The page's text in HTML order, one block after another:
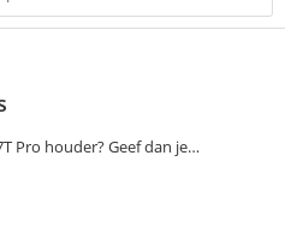
Pro houder? Geef dan je
aan de linkerkant van